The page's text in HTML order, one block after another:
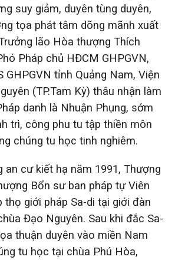
suy giảm, duyên tùng duyên,
tọa phát tâm dõng mãnh xuất
lão Hòa thượng Thích
Pháp chủ HĐCM GHPGVN,
GHPGVN tỉnh Quảng Nam, Viện
(TP.Tam Kỳ) thâu nhận làm
danh là Nhuận Phụng, sớm
trì, công phu tu tập thiền môn
chúng tu học tinh nghiêm.
an cư kiết hạ năm 1991, Thượng
Bổn sư ban pháp tự Viên
thọ giới pháp Sa-di tại giới đàn
Đạo Nguyên. Sau khi đắc Sa-
thuận duyên vào miền Nam
tu học tại chùa Phú Hòa,